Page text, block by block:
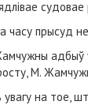
судовае
часу прысуд
адбыў
М.
увагу на тое,